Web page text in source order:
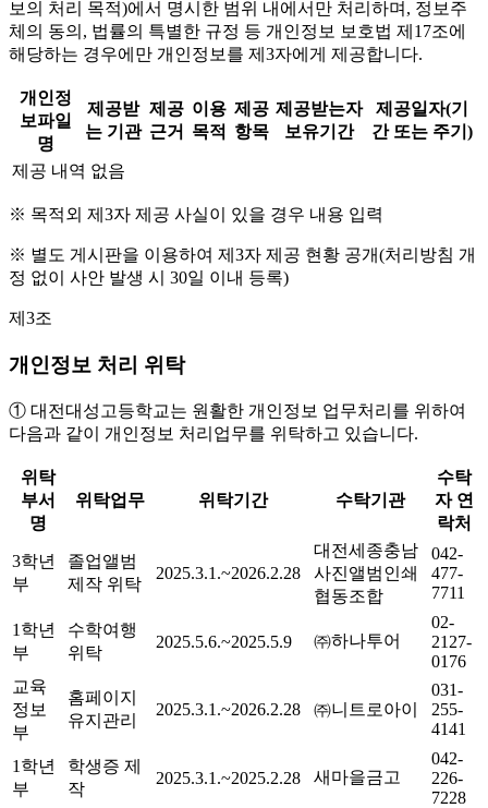
보의 처리 목적)에서 명시한 범위 내에서만 처리하며, 정보주
체의 동의, 법률의 특별한 규정 등 개인정보 보호법 제17조에
해당하는 경우에만 개인정보를 제3자에게 제공합니다.
개인정
보파일
명
제공받
는 기관
제공
근거
이용
목적
제공
항목
제공받는자
보유기간
제공일자(기
간 또는 주기)
제공 내역 없음
※ 목적외 제3자 제공 사실이 있을 경우 내용 입력
※ 별도 게시판을 이용하여 제3자 제공 현황 공개(처리방침 개
정 없이 사안 발생 시 30일 이내 등록)
제3조
개인정보 처리 위탁
① 대전대성고등학교는 원활한 개인정보 업무처리를 위하여
다음과 같이 개인정보 처리업무를 위탁하고 있습니다.
위탁
부서
명
위탁업무 위탁기간 수탁기관
수탁
자 연
락처
3학년
부
졸업앨범
제작 위탁
2025.3.1.~2026.2.28
대전세종충남
사진앨범인쇄
협동조합
042-
477-
7711
1학년
부
수학여행
위탁
2025.5.6.~2025.5.9 ㈜하나투어
02-
2127-
0176
교육
정보
부
홈페이지
유지관리
2025.3.1.~2026.2.28 ㈜니트로아이
031-
255-
4141
1학년
부
학생증 제
작
2025.3.1.~2025.2.28 새마을금고
042-
226-
7228